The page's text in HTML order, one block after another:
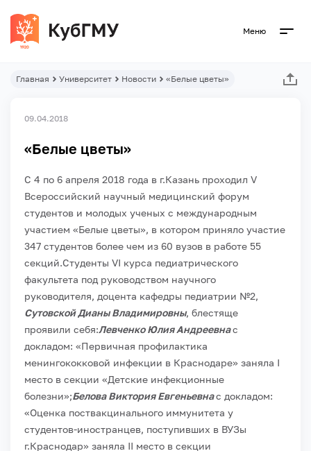
Меню
Главная Университет Новости «Белые цветы»
09.04.2018
«Белые цветы»
С 4 по 6 апреля 2018 года в г.Казань проходил V
Всероссийский научный медицинский форум
студентов и молодых ученых с международным
участием «Белые цветы», в котором приняло участие
347 студентов более чем из 60 вузов в работе 55
секций.Студенты VI курса педиатрического
факультета под руководством научного
руководителя, доцента кафедры педиатрии №2,
Сутовской Дианы Владимировны, блестяще
проявили себя:Левченко Юлия Андреевнас
докладом: «Первичная профилактика
менингококковой инфекции в Краснодаре» заняла I
место в секции «Детские инфекционные
болезни»;Белова Виктория Евгеньевнас докладом:
«Оценка поствакцинального иммунитета у
студентов-иностранцев, поступивших в ВУЗы
г.Краснодар» заняла II место в секции